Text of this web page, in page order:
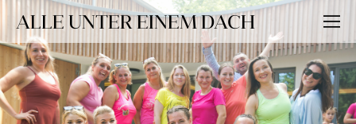
ALLE UNTER EINEM DACH